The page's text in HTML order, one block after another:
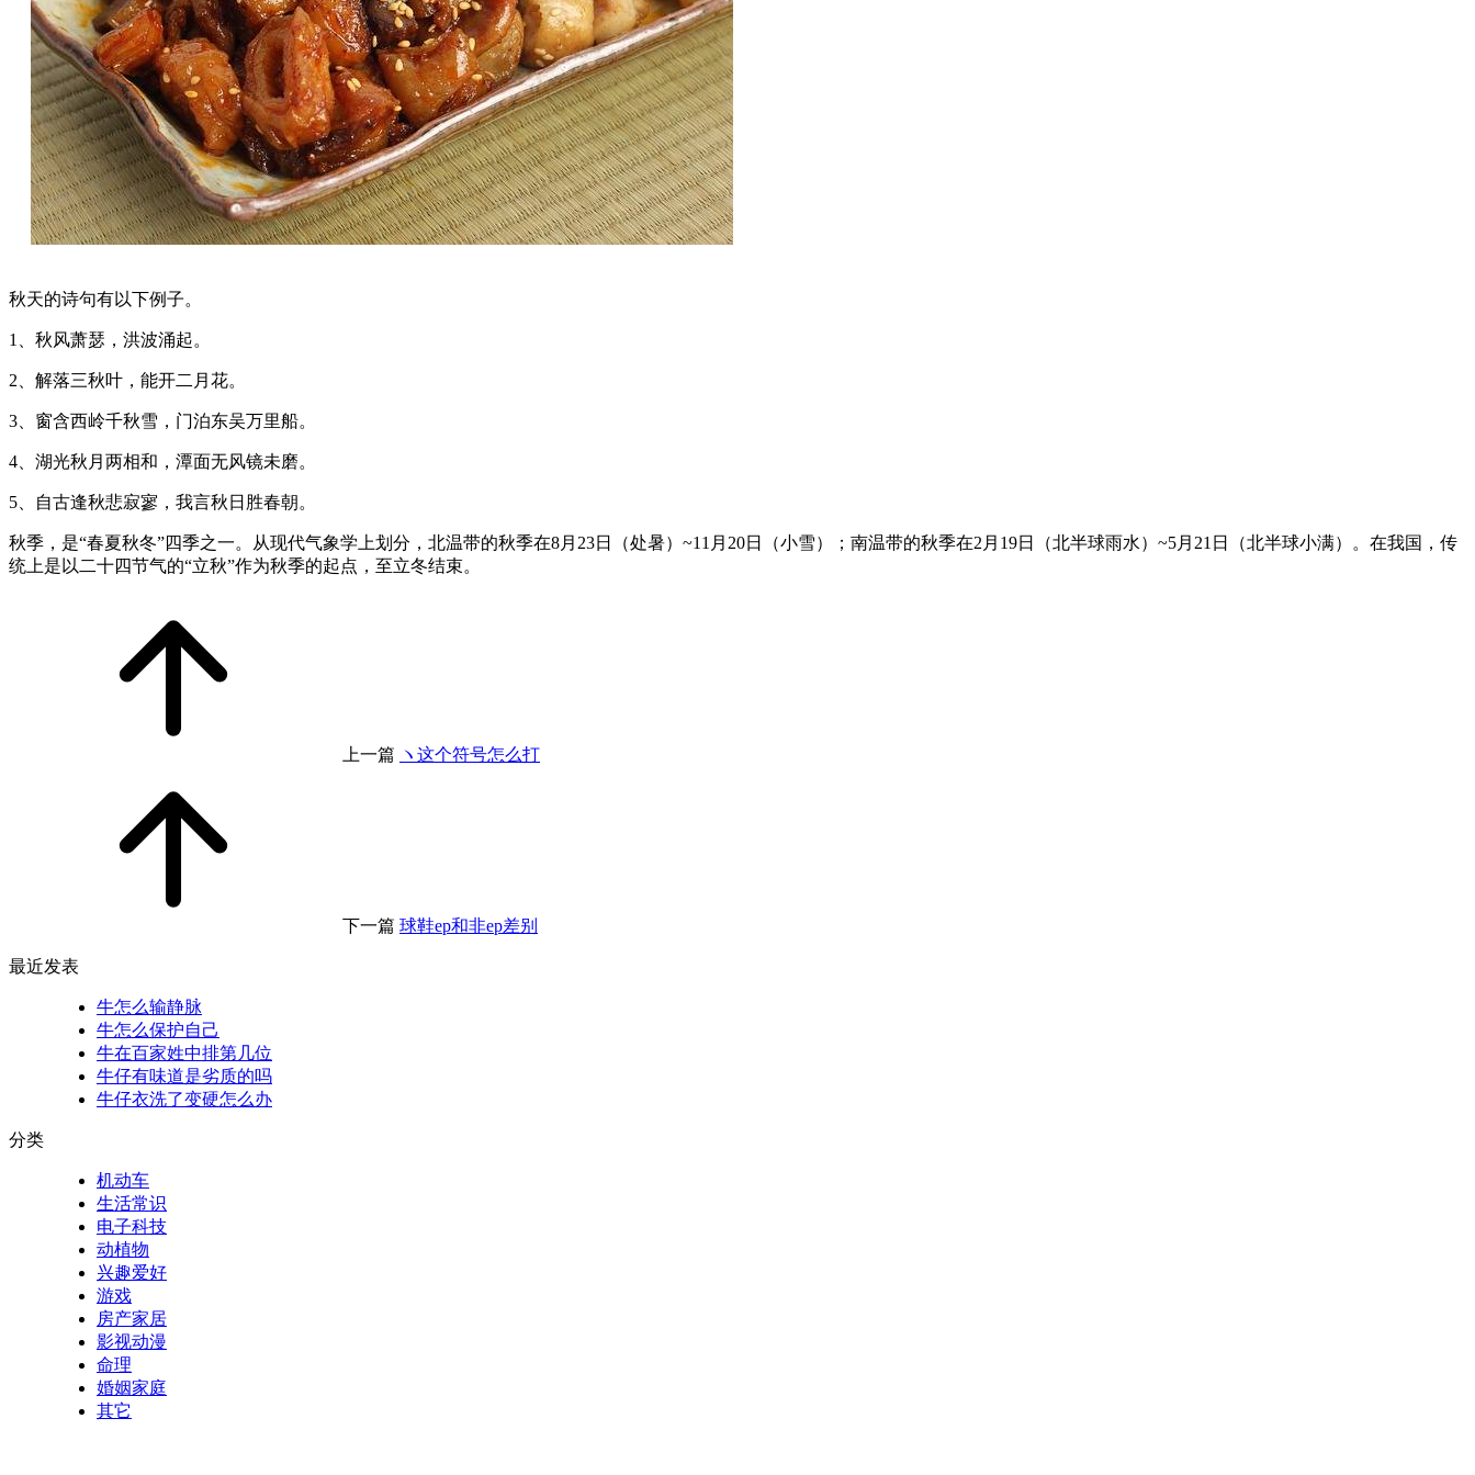
秋天的诗句有以下例子。
1、秋风萧瑟，洪波涌起。
2、解落三秋叶，能开二月花。
3、窗含西岭千秋雪，门泊东吴万里船。
4、湖光秋月两相和，潭面无风镜未磨。
5、自古逢秋悲寂寥，我言秋日胜春朝。
秋季，是“春夏秋冬”四季之一。从现代气象学上划分，北温带的秋季在8月23日（处暑）~11月20日（小雪）；南温带的秋季在2月19日（北半球雨水）~5月21日（北半球小满）。在我国，传
统上是以二十四节气的“立秋”作为秋季的起点，至立冬结束。
上一篇 ヽ这个符号怎么打
下一篇 球鞋ep和非ep差别
最近发表
牛怎么输静脉
牛怎么保护自己
牛在百家姓中排第几位
牛仔有味道是劣质的吗
牛仔衣洗了变硬怎么办
分类
机动车
生活常识
电子科技
动植物
兴趣爱好
游戏
房产家居
影视动漫
命理
婚姻家庭
其它